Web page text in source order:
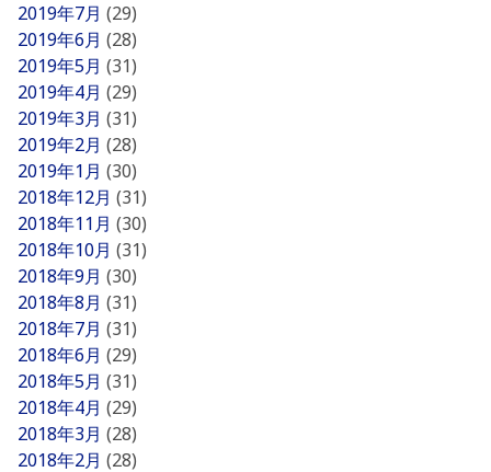
2019年7月 (29)
2019年6月 (28)
2019年5月 (31)
2019年4月 (29)
2019年3月 (31)
2019年2月 (28)
2019年1月 (30)
2018年12月 (31)
2018年11月 (30)
2018年10月 (31)
2018年9月 (30)
2018年8月 (31)
2018年7月 (31)
2018年6月 (29)
2018年5月 (31)
2018年4月 (29)
2018年3月 (28)
2018年2月 (28)